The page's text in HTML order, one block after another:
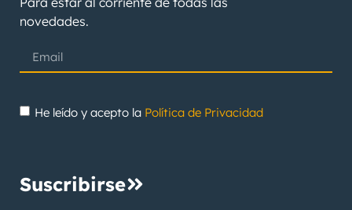
novedades.
He leído y acepto la Política de Privacidad
Suscribirse